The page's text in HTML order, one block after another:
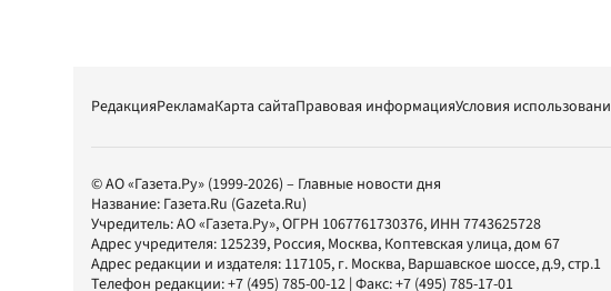
РедакцияРекламаКарта сайтаПравовая информацияУсловия
© АО «Газета.Ру» (1999-2026) – Главные новости дня
Название: Газета.Ru (Gazeta.Ru)
Учредитель:АО «Газета.Ру», ОГРН 1067761730376, ИНН 7743625728
Адрес учредителя: 125239, Россия, Москва, Коптевская улица, дом 67
Адрес редакции и издателя: 117105, г. Москва, Варшавское шоссе, д.9, стр.1
Телефон редакции:+7 (495) 785-00-12 | Факс:+7 (495) 785-17-01